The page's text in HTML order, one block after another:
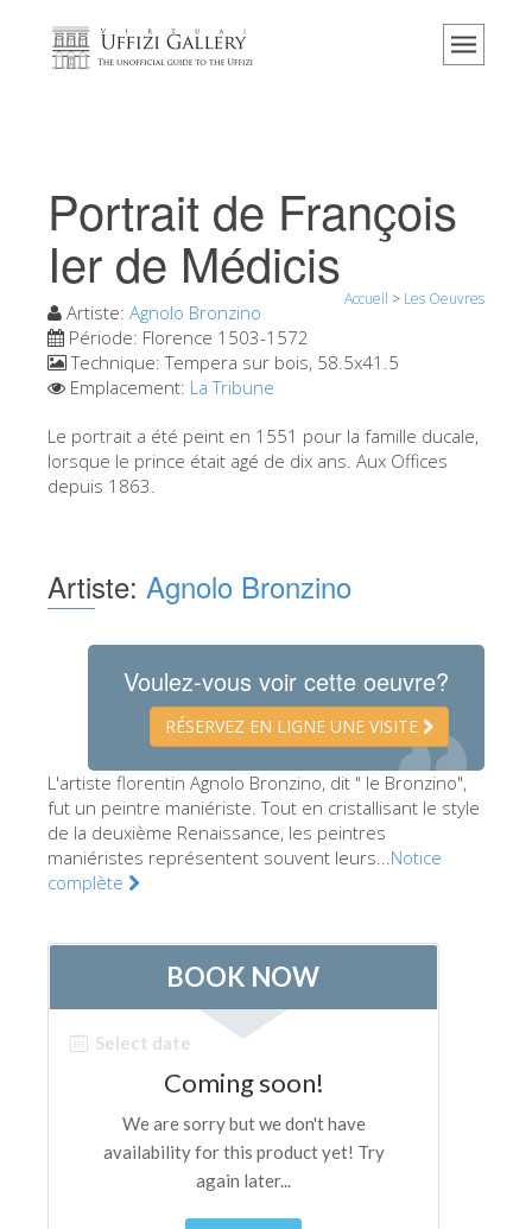
Accueil
Événements et expositions
L' avis des visiteurs
Explorer la Galerie
Réserver
Visite virtuelle
Les Oeuvres
Les nouvelles salles
Les autres Musées
Le Musée national du Bargello
Galerie de l'Académie
La Galerie Palatine
Les Chapelles Médicis
Le Musée de San Marco
Opificio delle Pietre Dure
Le Musée Galilée
Le Jardin de Boboli
La tour d'Arnolfo
Le Corridor de Vasari
Le Palazzo Vecchio
Santa Maria Novella
Portrait de François
Ier de Médicis
Accueil > Les Oeuvres
Artiste: Agnolo Bronzino
Période: Florence 1503-1572
Technique:Tempera sur bois, 58.5x41.5
Emplacement: La Tribune
Le portrait a été peint en 1551 pour la famille ducale,
lorsque le prince était agé de dix ans. Aux Offices
depuis 1863.
Artiste: Agnolo Bronzino
Voulez-vous voir cette oeuvre?
RÉSERVEZ EN LIGNE UNE VISITE
L'artiste florentin Agnolo Bronzino, dit " le Bronzino",
fut un peintre maniériste. Tout en cristallisant le style
de la deuxième Renaissance, les peintres
maniéristes représentent souvent leurs...Notice
complète